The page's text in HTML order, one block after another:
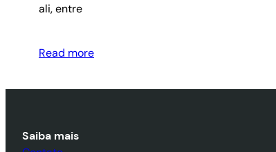
ali, entre
Read more
Saiba mais